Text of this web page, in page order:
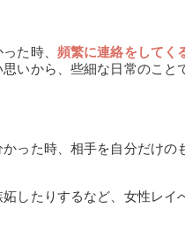
た時、 頻繁に連絡をしてく
いから、些細な日常のこと
った時、相手を自分だけの
したりするなど、女性レイ